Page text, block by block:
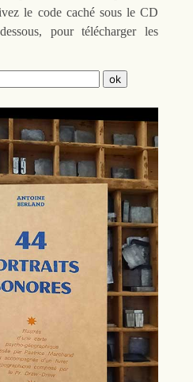
le code caché sous le CD
pour télécharger les